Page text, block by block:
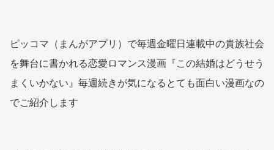
ピッコマ（まんがアプリ）で毎週金曜日連載中の貴族社会
を舞台に書かれる恋愛ロマンス漫画『この結婚はどうせう
まくいかない』毎週続きが気になるとても面白い漫画なの
でご紹介します